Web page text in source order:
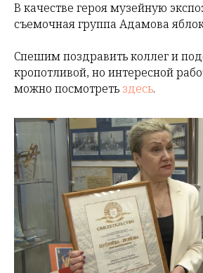
В качестве героя музейную
съемочная группа Адамова
Спешим поздравить коллег и
кропотливой, но интересной
можно посмотреть здесь.